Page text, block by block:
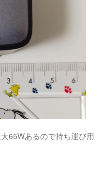
65Wあるので持ち運び用